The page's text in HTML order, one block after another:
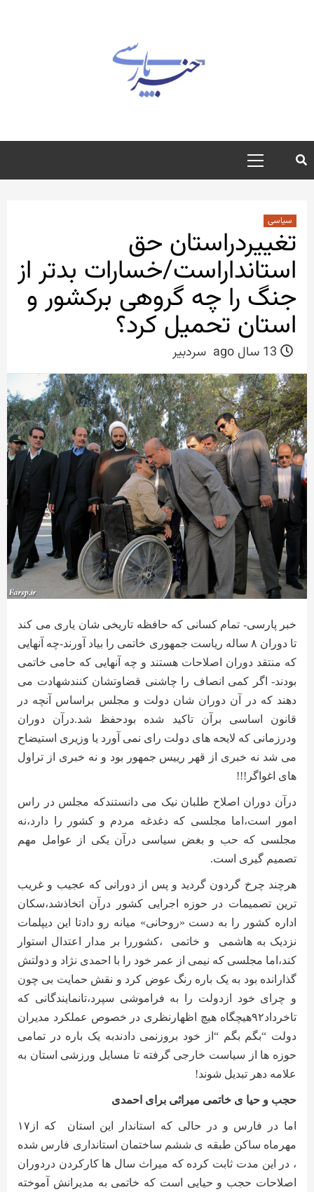
منوی
اصلی
سیاسی
تغییردراستان حق
استانداراست/خسارات بدتر از
جنگ را چه گروهی برکشور و
استان تحمیل کرد؟
سردبیر
خبر پارسی- تمام کسانی که حافظه تاریخی شان یاری می کند
تا دوران ۸ ساله ریاست جمهوری خاتمی را بیاد آورند-چه آنهایی
که منتقد دوران اصلاحات هستند و چه آنهایی که حامی خاتمی
بودند- اگر کمی انصاف را چاشنی قضاوتشان کنندشهادت می
دهند که در آن دوران شان دولت و مجلس براساس آنچه در
قانون اساسی برآن تاکید شده بودحفظ شد.درآن دوران
ودرزمانی که لایحه های دولت رای نمی آورد یا وزیری استیضاح
می شد نه خبری از قهر رییس جمهور بود و نه خبری از تراول
های اغواگر !!!
درآن دوران اصلاح طلبان نیک می دانستندکه مجلس در راس
امور است،اما مجلسی که دغدغه مردم و کشور را دارد،نه
مجلسی که حب و بغض سیاسی درآن یکی از عوامل مهم
تصمیم گیری است.
هرچند چرخ گردون گردید و پس از دورانی که عجیب و غریب
ترین تصمیمات در حوزه اجرایی کشور درآن اتخاذشد،سکان
اداره کشور را به دست «روحانی» میانه رو دادتا این دیپلمات
نزدیک به هاشمی
و خاتمی
،کشوررا بر مدار اعتدال استوار
کند،اما مجلسی که نیمی از عمر خود را با احمدی نژاد و دولتش
گذارانده بود به یک باره رنگ عوض کرد و نقش حمایت بی چون
و چرای خود ازدولت را به فراموشی سپرد،تانمایندگانی که
تاخرداد۹۲هیچگاه هیچ اظهارنظری در خصوص عملکرد مدیران
دولت “بگم بگم “از خود بروزنمی دادندبه یک باره در تمامی
حوزه ها از سیاست خارجی گرفته تا مسایل ورزشی استان به
علامه دهر تبدیل شوند!
حجب و حیا ی خاتمی میراثی برای احمدی
اما در فارس و در حالی که استاندار این استان
که از۱۷
مهرماه ساکن طبقه ی ششم ساختمان استانداری فارس شده
، در این مدت ثابت کرده که میراث سال ها کارکردن دردوران
اصلاحات حجب و حیایی است که خاتمی به مدیرانش آموخته